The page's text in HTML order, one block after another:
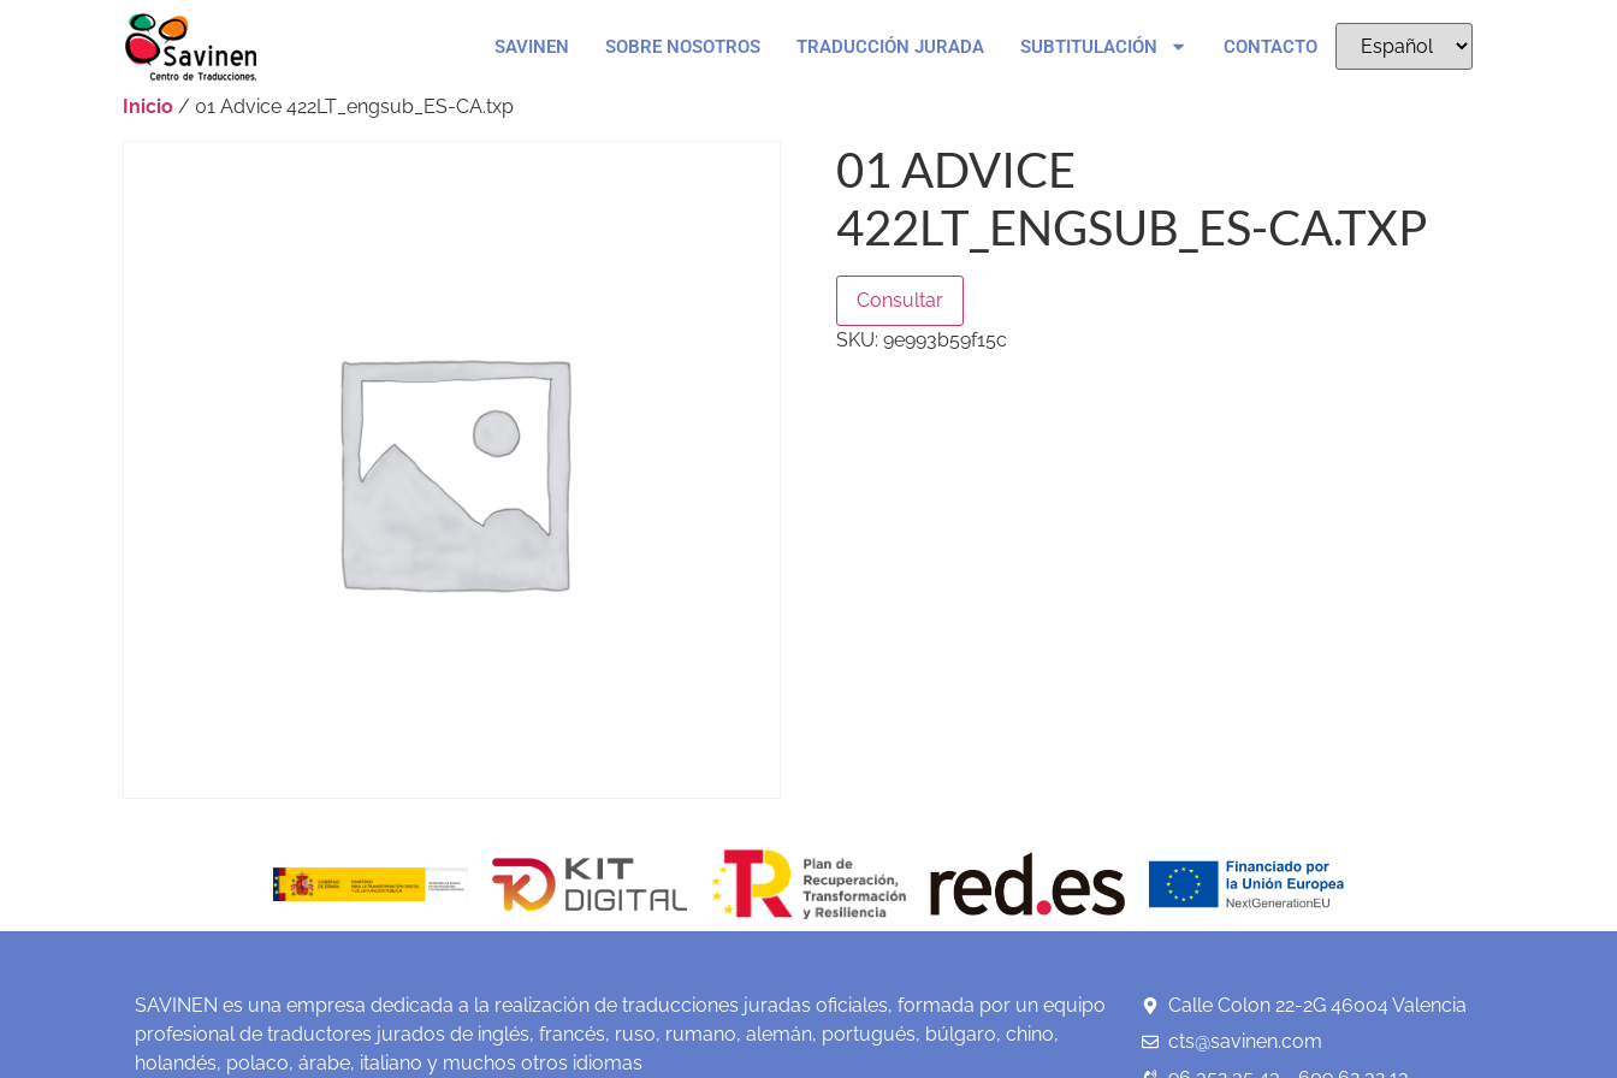
SAVINEN SOBRE NOSOTROS TRADUCCIÓN JURADA SUBTITULACIÓN CONTACTO
Inicio / 01 Advice 422LT_engsub_ES-CA.txp
01 ADVICE
422LT_ENGSUB_ES-CA.TXP
Consultar
SKU: 9e993b59f15c
SAVINEN es una empresa dedicada a la realización de traducciones juradas oficiales, formada por un equipo
profesional de traductores jurados de inglés, francés, ruso, rumano, alemán, portugués, búlgaro, chino,
holandés, polaco, árabe, italiano y muchos otros idiomas
Calle Colon 22-2G 46004 Valencia
cts@savinen.com